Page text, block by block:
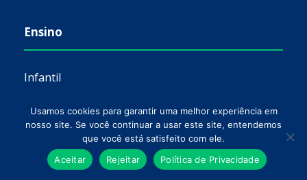
Ensino
Infantil
Idiomas
Técnico
Faculdade
Usamos cookies para garantir uma melhor experiência em
nosso site. Se você continuar a usar este site, entendemos
que você está satisfeito com ele.
Aceitar
Rejeitar Política de Privacidade